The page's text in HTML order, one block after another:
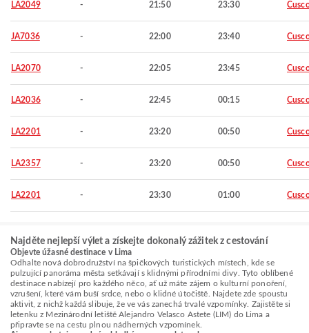
LA2049 - 21:50 23:30
JA7036 - 22:00 23:40
LA2070 - 22:05 23:45
LA2036 - 22:45 00:15
LA2201 - 23:20 00:50
LA2357 - 23:20 00:50
LA2201 - 23:30 01:00
Najděte nejlepší výlet a získejte dokonalý zážitek z cestování
Objevte úžasné destinace v Lima
Odhalte nová dobrodružství na špičkových turistických místech, kde se
pulzující panoráma města setkávají s klidnými přírodními divy. Tyto oblíbené
destinace nabízejí pro každého něco, ať už máte zájem o kulturní ponoření,
vzrušení, které vám buší srdce, nebo o klidné útočiště. Najdete zde spoustu
aktivit, z nichž každá slibuje, že ve vás zanechá trvalé vzpomínky. Zajistěte si
letenku z Mezinárodní letiště Alejandro Velasco Astete (LIM) do Lima a
připravte se na cestu plnou nádherných vzpomínek.